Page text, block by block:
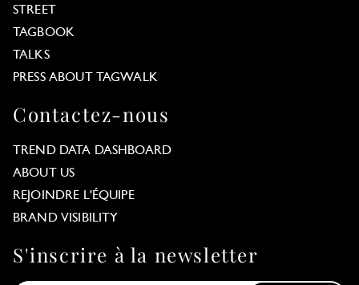
STREET
TAGBOOK
TALKS
PRESS ABOUT TAGWALK
Contactez-nous
TREND DATA DASHBOARD
ABOUT US
REJOINDRE L'ÉQUIPE
BRAND VISIBILITY
S'inscrire à la newsletter